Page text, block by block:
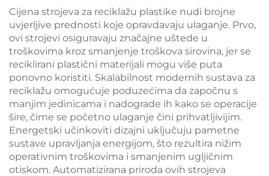
Cijena strojeva za reciklažu plastike nudi brojne
uvjerljive prednosti koje opravdavaju ulaganje. Prvo,
ovi strojevi osiguravaju značajne uštede u
troškovima kroz smanjenje troškova sirovina, jer se
reciklirani plastični materijali mogu više puta
ponovno koristiti. Skalabilnost modernih sustava za
reciklažu omogućuje poduzećima da započnu s
manjim jedinicama i nadograde ih kako se operacije
šire, čime se početno ulaganje čini prihvatljivijim.
Energetski učinkoviti dizajni uključuju pametne
sustave upravljanja energijom, što rezultira nižim
operativnim troškovima i smanjenim ugljičnim
otiskom. Automatizirana priroda ovih strojeva